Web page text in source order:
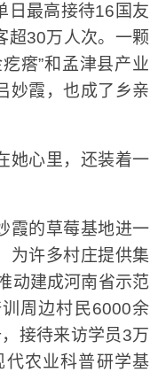
日最高接待16国友
超30万人次。一颗
瘩”和孟津县产业
妙霞，也成了乡亲
心里，还装着一
的草莓基地进一
为许多村庄提供集
动建成河南省示范
周边村民6000余
接待来访学员3万
农业科普研学基